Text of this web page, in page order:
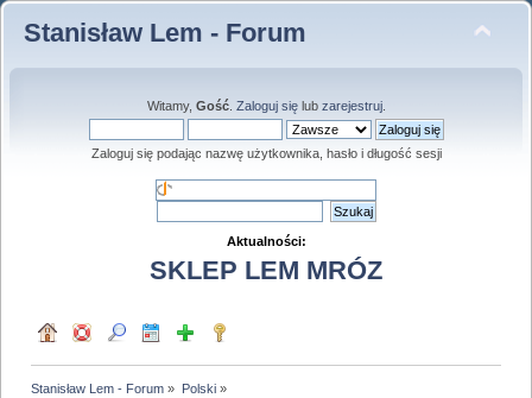
Stanisław Lem - Forum
Witamy, Gość. Zaloguj sięlub zarejestruj.
Zaloguj się podając nazwę użytkownika, hasło i długość sesji
Aktualności:
SKLEP LEM MRÓZ
Stanisław Lem - Forum » Polski»